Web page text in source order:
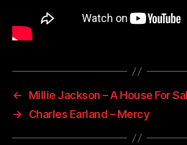
←
Millie Jackson – A House For
→
Charles Earland – Mercy